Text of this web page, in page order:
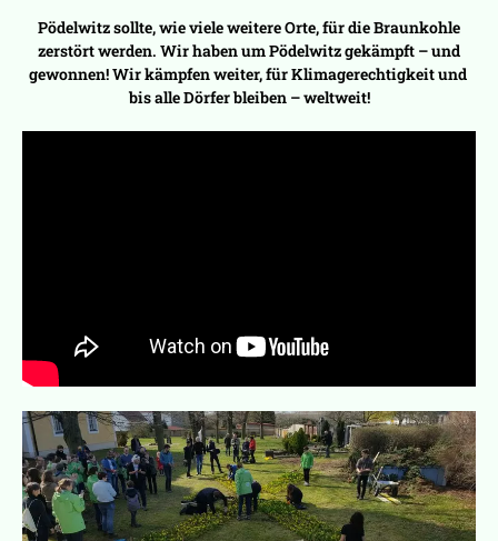
Pödelwitz sollte, wie viele weitere Orte, für die Braunkohle
zerstört werden. Wir haben um Pödelwitz gekämpft – und
gewonnen! Wir kämpfen weiter, für Klimagerechtigkeit und
bis alle Dörfer bleiben – weltweit!